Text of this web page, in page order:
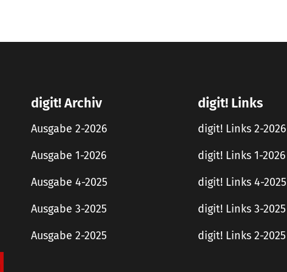
digit! Archiv
Ausgabe 2-2026
Ausgabe 1-2026
Ausgabe 4-2025
Ausgabe 3-2025
Ausgabe 2-2025
digit! Links
digit! Links 2-2026
digit! Links 1-2026
digit! Links 4-2025
digit! Links 3-2025
digit! Links 2-2025